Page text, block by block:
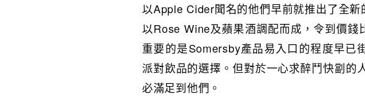
以Apple Cider聞名的他們早前就推出了全
以Rose Wine及蘋果酒調配而成，令到價錢
重要的是Somersby產品易入口的程度早已
派對飲品的選擇。但對於一心求醉鬥快劏的
必滿足到他們。